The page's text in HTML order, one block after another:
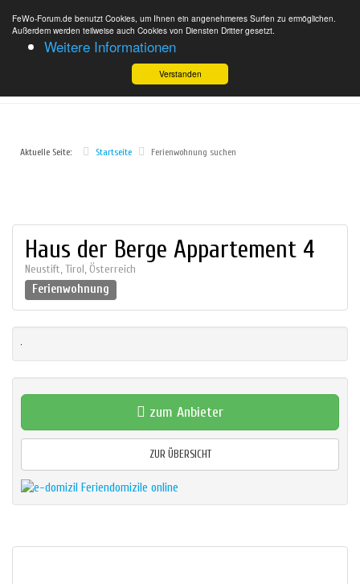
FeWo-Forum.de benutzt Cookies, um Ihnen ein angenehmeres Surfen zu ermöglichen.
Außerdem werden teilweise auch Cookies von Diensten Dritter gesetzt.
Weitere Informationen
Verstanden
Aktuelle Seite: Startseite Ferienwohnung suchen
Haus der Berge Appartement 4
Neustift,Tirol, Österreich
Ferienwohnung
zum Anbieter
ZUR ÜBERSICHT